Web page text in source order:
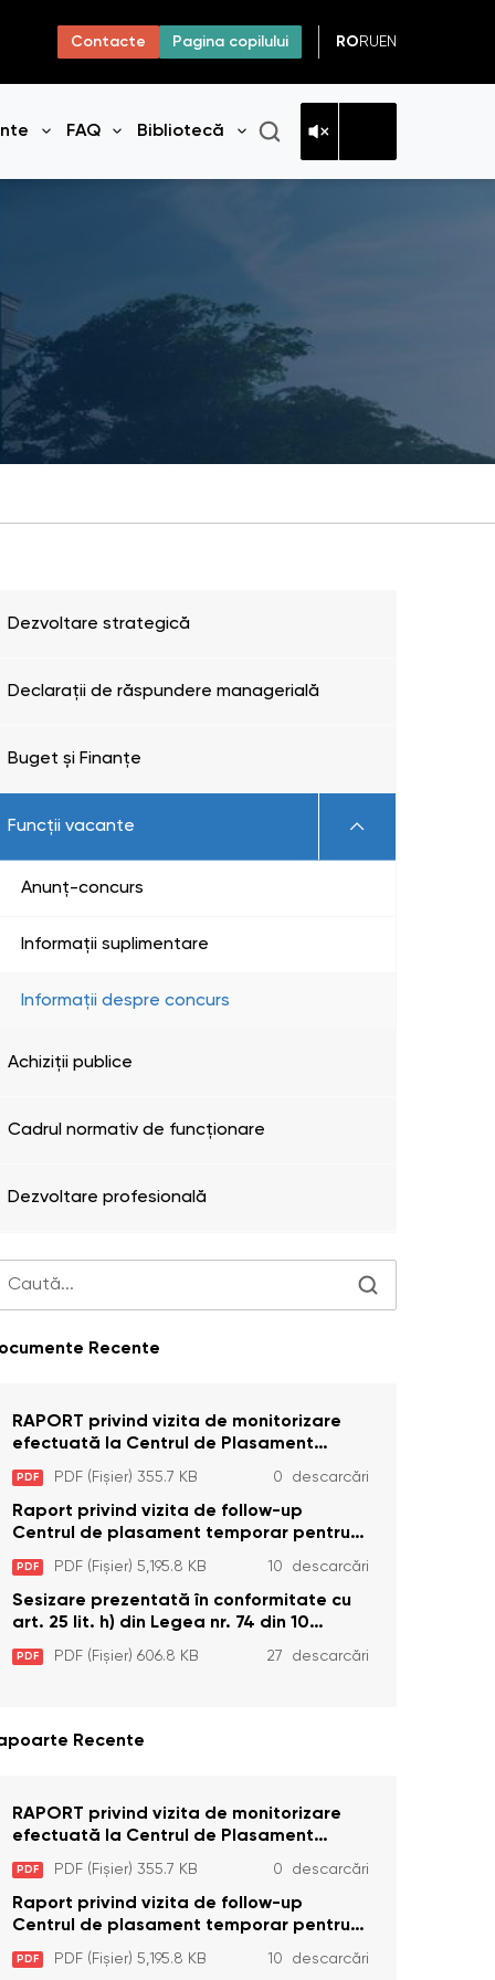
Contacte Pagina copilului RO RU EN
FAQ
Deschide meniul
Bibliotecă
Deschide meniul
Dezvoltare strategică
Declarații de răspundere managerială
Buget și Finanțe
Funcții vacante
Anunț-concurs
Informații suplimentare
Informații despre concurs
Achiziţii publice
Cadrul normativ de funcționare
Dezvoltare profesională
Recente
RAPORT privind vizita de monitorizare
efectuată la Centrul de Plasament
Temporar pentru Persoane cu
Dizabilități (Adulte) din s. Brînzeni, r.
Edineț, din data de 25 mai 2026
PDF PDF (Fișier) 355.7 KB 0 descarcări
Raport privind vizita de follow-up
Centrul de plasament temporar pentru
persoanele cu dizabilități (adulte)
Bădiceni, Soroca (11 iunie 2026)
PDF PDF (Fișier) 5,195.8 KB 10 descarcări
Sesizare prezentată în conformitate cu
art. 25 lit. h) din Legea nr. 74 din 10
aprilie 2025 cu privire la Curtea
Constituțională şi art. 26 din Legea cu
PDF PDF (Fișier) 606.8 KB 27 descarcări
Recente
RAPORT privind vizita de monitorizare
efectuată la Centrul de Plasament
Temporar pentru Persoane cu
Dizabilități (Adulte) din s. Brînzeni, r.
Edineț, din data de 25 mai 2026
PDF PDF (Fișier) 355.7 KB 0 descarcări
Raport privind vizita de follow-up
Centrul de plasament temporar pentru
persoanele cu dizabilități (adulte)
Bădiceni, Soroca (11 iunie 2026)
PDF PDF (Fișier) 5,195.8 KB 10 descarcări